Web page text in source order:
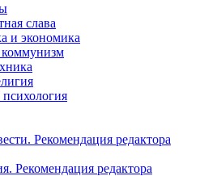
слава
и экономика
Рекомендация редактора
Рекомендация редактора